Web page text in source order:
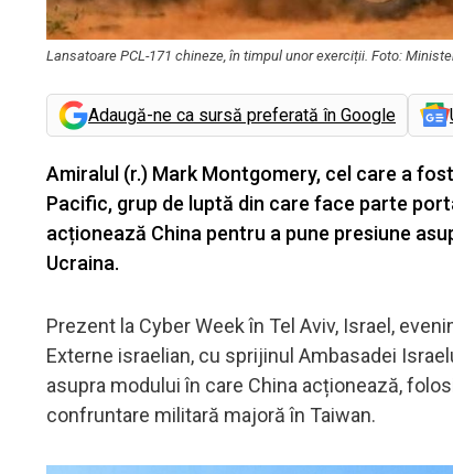
Lansatoare PCL-171 chineze, în timpul unor exerciții. Foto:
Adaugă-ne ca sursă preferată în Google
Amiralul (r.) Mark Montgomery, cel care a
Pacific, grup de luptă din care face parte
acționează China pentru a pune presiune
Ucraina.
Prezent la Cyber Week în Tel Aviv, Israel,
Externe israelian, cu sprijinul Ambasadei
asupra modului în care China acționează,
confruntare militară majoră în Taiwan.